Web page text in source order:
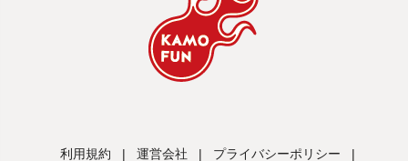
利用規約 | 運営会社 | プライバシーポリシー |